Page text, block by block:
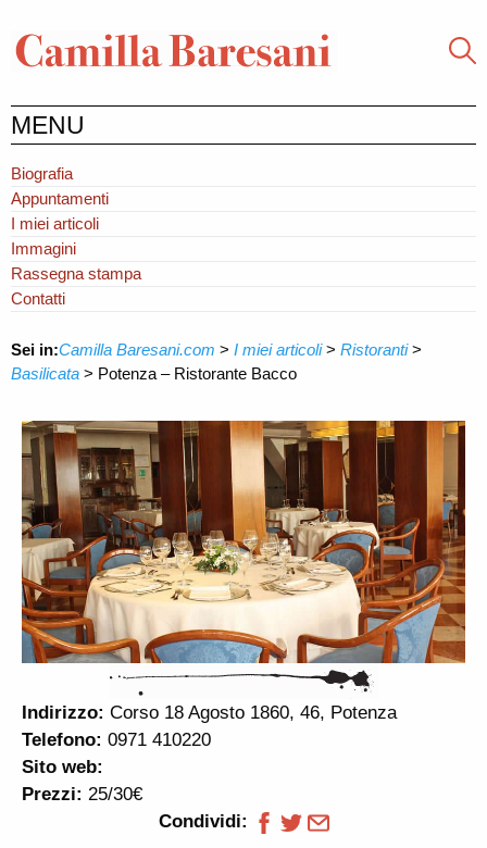
MENU
Biografia
Appuntamenti
I miei articoli
Immagini
Rassegna stampa
Contatti
Sei in:Camilla Baresani.com > I miei articoli> Ristoranti>
Basilicata > Potenza – Ristorante Bacco
Indirizzo: Corso 18 Agosto 1860, 46, Potenza
Telefono: 0971 410220
Sito web:
Prezzi: 25/30€
Condividi: